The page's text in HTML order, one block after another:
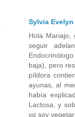
Sylvia Evelyn
Hola
seguir
baja), pero
píldora
ayunas, al
había
Lactosa, y
xq soy